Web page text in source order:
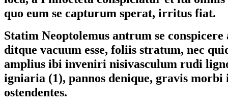
quo eum se capturum sperat, irritus fiat.
Statim Neoptolemus antrum se conspicere
ditque vacuum esse, foliis stratum, nec
amplius ibi inveniri nisivasculum rudi
igniaria (1), pannos denique, gravis morbi
ostendentes.